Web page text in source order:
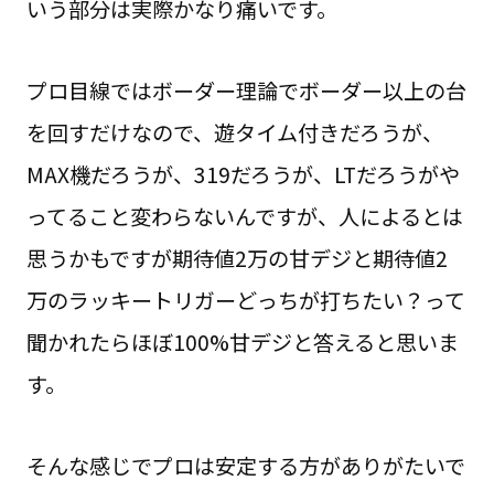
いう部分は実際かなり痛いです。
プロ目線ではボーダー理論でボーダー以上の台
を回すだけなので、遊タイム付きだろうが、
MAX機だろうが、319だろうが、LTだろうがや
ってること変わらないんですが、人によるとは
思うかもですが期待値2万の甘デジと期待値2
万のラッキートリガーどっちが打ちたい？って
聞かれたらほぼ100%甘デジと答えると思いま
す。
そんな感じでプロは安定する方がありがたいで